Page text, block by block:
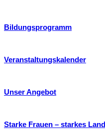
Bildungsprogramm
Veranstaltungskalender
Unser Angebot
Starke Frauen – starkes Land